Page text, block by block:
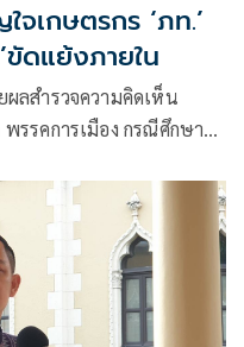
จเกษตรกร ‘ภท.’
ขัดแย้งภายใน
ผลสำรวจความคิดเห็น
รรคการเมือง กรณีศึกษา